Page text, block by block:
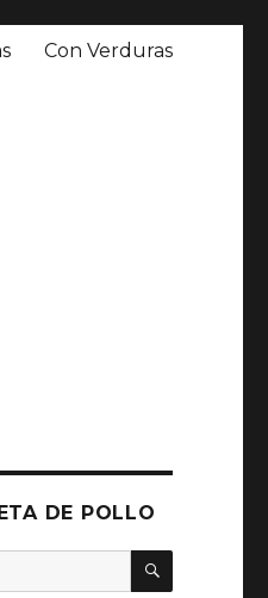
Con Verduras
DE POLLO
BUSCAR